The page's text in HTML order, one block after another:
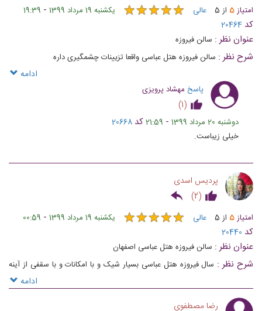
امتیاز5 از 5 عالی ★★★★★
★★★★★ یکشنبه 19 مرداد 1399 -
19:39
کد 20464
عنوان نظر : سالن فیروزه
شرح نظر : سالن فیروزه هتل عباسی واقعا تزیینات چشمگیری داره
ادامه
پاسخ مهشاد پرویزی
(
1
)
دوشنبه 20 مرداد 1399 -
21:59کد 20668
خیلی زیباست.
پردیس اسدی
(
2
)
امتیاز5 از 5 عالی ★★★★★
★★★★★ یکشنبه 19 مرداد 1399 -
00:59
کد 20440
عنوان نظر : سالن فیروزه هتل عباسی اصفهان
شرح نظر : سال فیروزه هتل عباسی بسیار شیک و با امکانات و با سقفی از آینه
های فیروزه ای رنگ درمیان طلاکوبی های بسیار زیبا به نظر میرسد این سالن
برای مهمانی ها جشن ها همایش ها و ...کاربرد دارد
ادامه
رضا مصطفوی